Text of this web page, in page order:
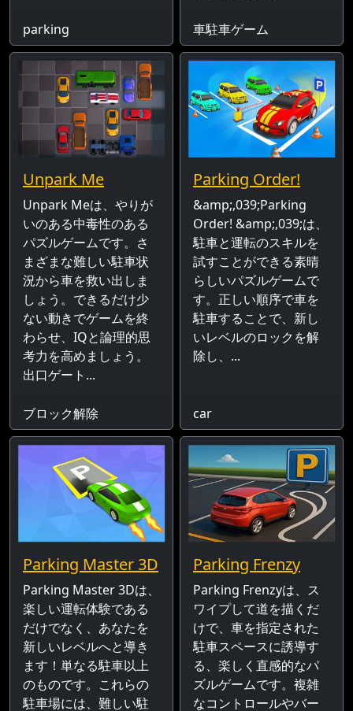
parking 車駐車ゲーム
Unpark Me
Unpark Meは、やりが
いのある中毒性のある
パズルゲームです。さ
まざまな難しい駐車状
況から車を救い出しま
しょう。できるだけ少
ない動きでゲームを終
わらせ、IQと論理的思
考力を高めましょう。
出口ゲート...
ブロック解除
Parking Order!
&amp;,039;Parking
Order! &amp;,039;は、
駐車と運転のスキルを
試すことができる素晴
らしいパズルゲームで
す。正しい順序で車を
駐車することで、新し
いレベルのロックを解
除し、...
car
Parking Master 3D
Parking Master 3Dは、
楽しい運転体験である
だけでなく、あなたを
新しいレベルへと導き
ます！単なる駐車以上
のものです。これらの
駐車場には、難しい駐
Parking Frenzy
Parking Frenzyは、ス
ワイプして道を描くだ
けで、車を指定された
駐車スペースに誘導す
る、楽しく直感的なパ
ズルゲームです。複雑
なコントロールやバー